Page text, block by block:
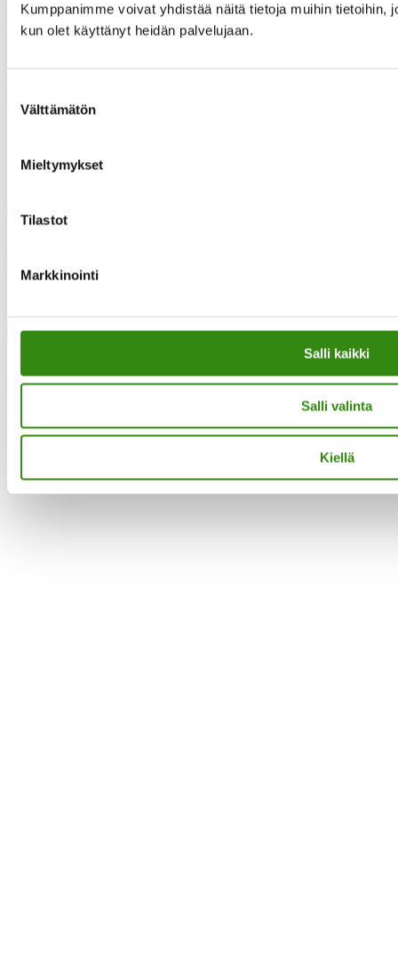
Kumppanimme voivat yhdistää näitä tietoja muihin tietoihin,
kun olet käyttänyt heidän palvelujaan.
valinta
Välttämätön
Mieltymykset
Tilastot
Markkinointi
Salli kaikki
Salli valinta
Kiellä
Tilaa uutiskirjeemme
Close